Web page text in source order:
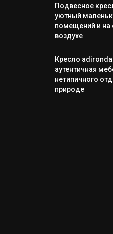
Подвесное
уютный
помещений и на
воздухе
Кресло
аутентичная
нетипичного
природе